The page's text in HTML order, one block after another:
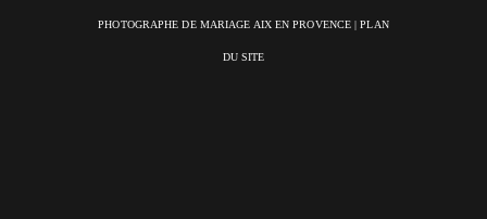
PHOTOGRAPHE DE MARIAGE AIX EN PROVENCE |PLAN
DU SITE